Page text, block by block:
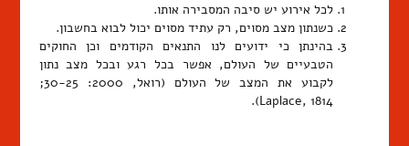
לכל אירוע יש סיבה המסבירה אותו.
כשנתון מצב מסוים, רק עתיד מסוים יכול לבוא בחשבון.
בהינתן כי ידועים לנו התנאים הקודמים וכן החוקים
הטבעיים של העולם, אפשר בכל רגע ובכל מצב נתון
לקבוע את המצב של העולם (רואל, 2000: 30-25;
Laplace, 1814).